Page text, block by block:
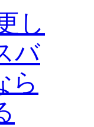
し
バ
ら